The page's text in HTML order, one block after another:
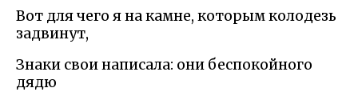
Вот для чего я на камне, которым колодезь
задвинут,
Знаки свои написала: они беспокойного
дядю